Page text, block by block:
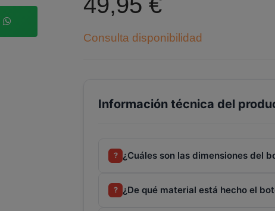
Consulta disponibilidad
Información técnica del
? ¿Cuáles son las dimensiones del
? ¿De qué material está hecho el